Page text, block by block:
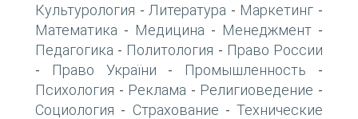
Культурология - Литература - Маркетинг -
Математика - Медицина - Менеджмент -
Педагогика - Политология - Право России
- Право України - Промышленность -
Психология - Реклама - Религиоведение -
Социология - Страхование - Технические